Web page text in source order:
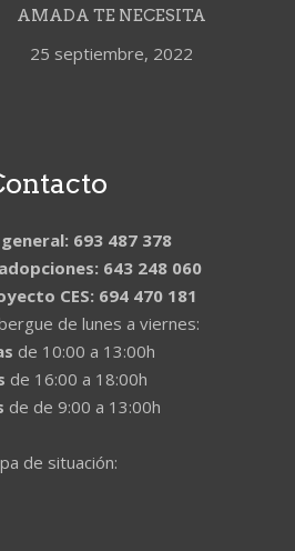
AMADA TE NECESITA
25 septiembre, 2022
693 487 378
643 248 060
CES: 694 470 181
de lunes a viernes:
de 10:00 a 13:00h
de 16:00 a 18:00h
de de 9:00 a 13:00h
de situación: